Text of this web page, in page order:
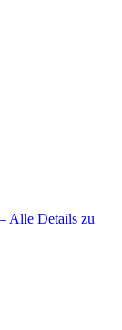
Alle Details zu